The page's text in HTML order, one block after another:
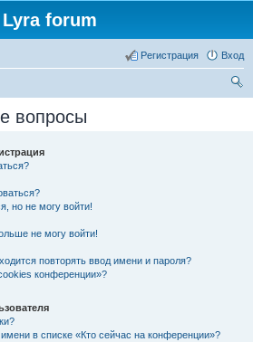
Lyra forum
Вход
Регистрация
вопросы
но не могу войти!
не могу войти!
повторять ввод имени и пароля?
конференции»?
в списке «Кто сейчас на конференции»?